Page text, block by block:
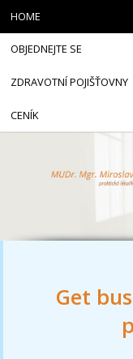
Get
HOME
OBJEDNEJTE SE
ZDRAVOTNÍ POJIŠŤOVNY
CENÍK